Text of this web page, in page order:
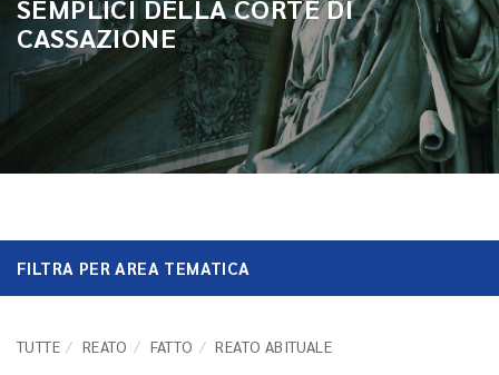
SEMPLICI DELLA CORTE DI
CASSAZIONE
FILTRA PER AREA TEMATICA
TUTTE REATO FATTO REATO ABITUALE